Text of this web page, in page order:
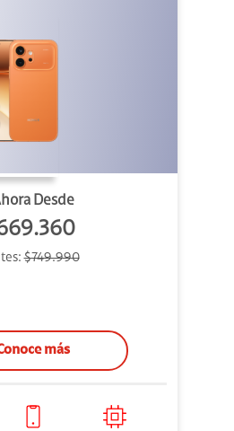
Desde
$749.990
más